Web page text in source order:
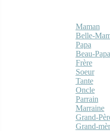
Maman
Belle-
Papa
Beau-Papa
Frère
Soeur
Tante
Oncle
Parrain
Marraine
Grand-
Grand-